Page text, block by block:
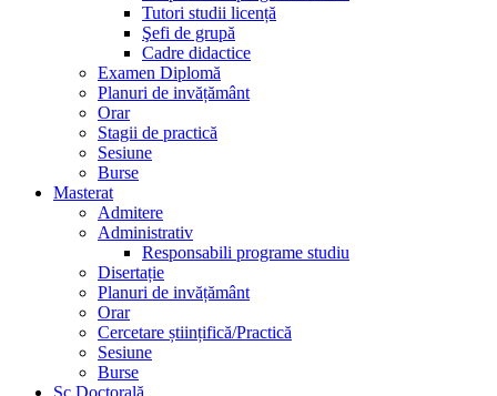
Tutori studii licență
Şefi de grupă
Cadre didactice
Examen Diplomă
Planuri de invățământ
Orar
Stagii de practică
Sesiune
Burse
Masterat
Admitere
Administrativ
Responsabili programe studiu
Disertație
Planuri de invățământ
Orar
Cercetare științifică/Practică
Sesiune
Burse
Șc.Doctorală